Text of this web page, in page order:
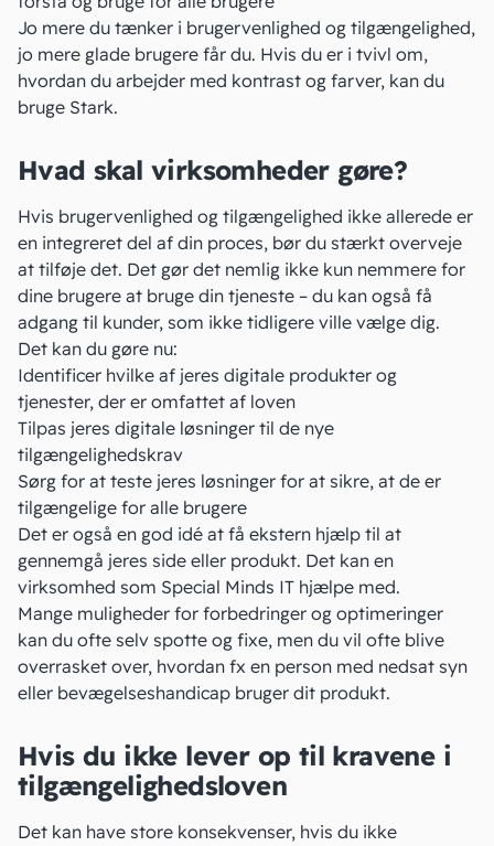
Jo mere du tænker i brugervenlighed og tilgængelighed,
jo mere glade brugere får du. Hvis du er i tvivl om,
hvordan du arbejder med kontrast og farver, kan du
bruge Stark.
Hvad skal virksomheder gøre?
Hvis brugervenlighed og tilgængelighed ikke allerede er
en integreret del af din proces, bør du stærkt overveje
at tilføje det. Det gør det nemlig ikke kun nemmere for
dine brugere at bruge din tjeneste – du kan også få
adgang til kunder, som ikke tidligere ville vælge dig.
Det kan du gøre nu:
Identificer hvilke af jeres digitale produkter og
tjenester, der er omfattet af loven
Tilpas jeres digitale løsninger til de nye
tilgængelighedskrav
Sørg for at teste jeres løsninger for at sikre, at de er
tilgængelige for alle brugere
Det er også en god idé at få ekstern hjælp til at
gennemgå jeres side eller produkt. Det kan en
virksomhed som Special Minds IT hjælpe med.
Mange muligheder for forbedringer og optimeringer
kan du ofte selv spotte og fixe, men du vil ofte blive
overrasket over, hvordan fx en person med nedsat syn
eller bevægelseshandicap bruger dit produkt.
Hvis du ikke lever op til kravene i
tilgængelighedsloven
Det kan have store konsekvenser, hvis du ikke